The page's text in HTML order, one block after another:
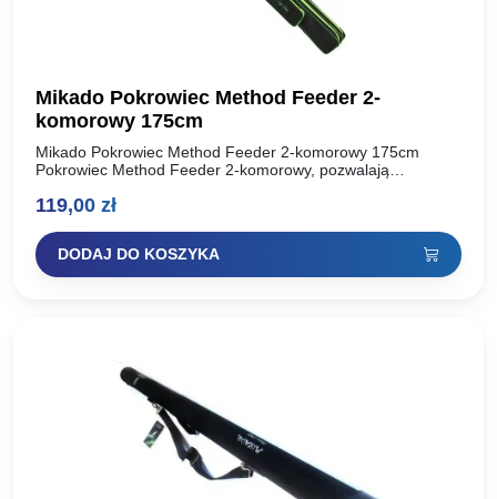
Mikado Pokrowiec Method Feeder 2-
komorowy 175cm
Mikado Pokrowiec Method Feeder 2-komorowy 175cm
Pokrowiec Method Feeder 2-komorowy, pozwalają
wszystkie wędziska niezbędne na wędkarskiej wyprawie.
119,00 zł
DODAJ DO KOSZYKA